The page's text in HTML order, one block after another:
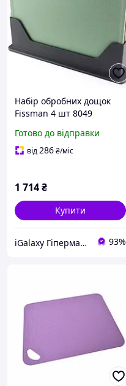
Набір обробних дощок
Fissman 4 шт 8049
Готово до відправки
від286₴/міс
1 714₴
Купити
iGalaxy Гіпермаркет подарунків 93%